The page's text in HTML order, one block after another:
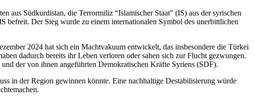
aus Südkurdistan, die Terrormiliz “Islamischer Staat” (IS) aus der syrischen
befreit. Der Sieg wurde zu einem internationalen Symbol des unerbittlichen
2024 hat sich ein Machtvakuum entwickelt, das insbesondere die Türkei
dadurch bereits ihr Leben verloren oder sahen sich zur Flucht gezwungen.
der von ihnen angeführten Demokratischen Kräfte Syriens (SDF).
in der Region gewinnen könnte. Eine nachhaltige Destabilisierung würde